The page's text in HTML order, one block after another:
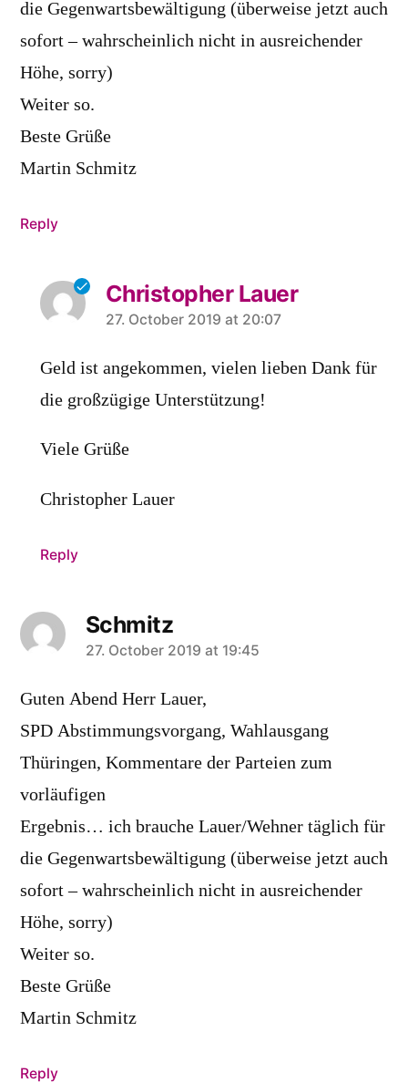
die Gegenwartsbewältigung (überweise jetzt auch
sofort – wahrscheinlich nicht in ausreichender
Höhe, sorry)
Weiter so.
Beste Grüße
Martin Schmitz
Reply
Christopher Lauer
says:
27. October 2019 at 20:07
Geld ist angekommen, vielen lieben Dank für
die großzügige Unterstützung!
Viele Grüße
Christopher Lauer
Reply
Schmitz
says:
27. October 2019 at 19:45
Guten Abend Herr Lauer,
SPD Abstimmungsvorgang, Wahlausgang
Thüringen, Kommentare der Parteien zum
vorläufigen
Ergebnis… ich brauche Lauer/Wehner täglich für
die Gegenwartsbewältigung (überweise jetzt auch
sofort – wahrscheinlich nicht in ausreichender
Höhe, sorry)
Weiter so.
Beste Grüße
Martin Schmitz
Reply